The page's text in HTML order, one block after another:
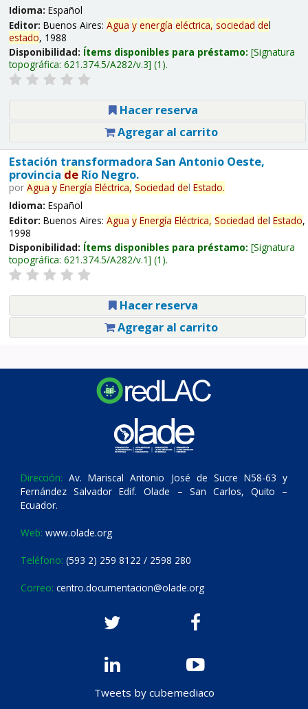
Idioma: Español
Editor: Buenos Aires: Agua y energía eléctrica, sociedad del
estado, 1988
Disponibilidad: Ítems disponibles para préstamo: Signatura
topográfica: 621.374.5/A282/v.3 (1).
Hacer reserva
Agregar al carrito
Estación transformadora San Antonio Oeste,
provincia deRío Negro.
por Agua y Energía Eléctrica, Sociedad del Estado.
Idioma: Español
Editor: Buenos Aires: Agua y Energía Eléctrica, Sociedad del Estado,
1998
Disponibilidad: Ítems disponibles para préstamo: Signatura
topográfica: 621.374.5/A282/v.1 (1).
Hacer reserva
Agregar al carrito
Dirección: Av. Mariscal Antonio José de Sucre N58-63 y
Fernández Salvador Edif. Olade – San Carlos, Quito –
Ecuador.
Web: www.olade.org
Teléfono: (593 2) 259 8122 / 2598 280
Correo: centro.documentacion@olade.org
Tweets by cubemediaco